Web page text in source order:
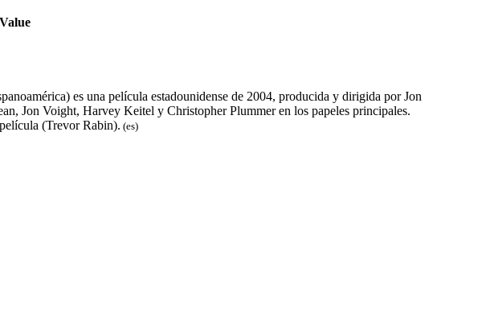
Value
es una película estadounidense de 2004, producida y dirigida por Jon
Jon Voight, Harvey Keitel y Christopher Plummer en los papeles principales.
(Trevor Rabin). (es)